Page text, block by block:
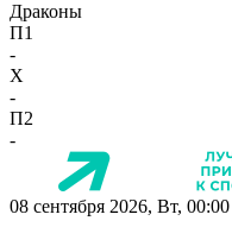
Драконы
П1
-
X
-
П2
-
08 сентября 2026, Вт, 00:00